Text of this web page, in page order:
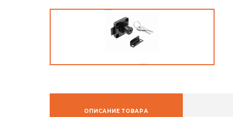
ОПИСАНИЕ ТОВАРА